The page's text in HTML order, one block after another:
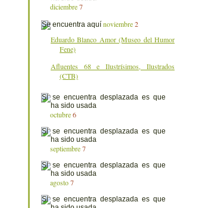
diciembre 7
noviembre 2
Eduardo Blanco Amor (Museo del Humor
Fene)
Afluentes 68 e Ilustrísimos, Ilustrados
(CTB)
octubre 6
septiembre 7
agosto 7